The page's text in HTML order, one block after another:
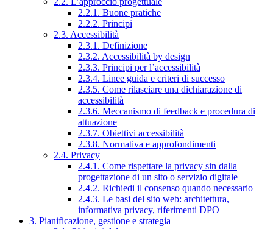
2.2.1. Buone pratiche
2.2.2. Principi
2.3. Accessibilità
2.3.1. Definizione
2.3.2. Accessibilità by design
2.3.3. Principi per l’accessibilità
2.3.4. Linee guida e criteri di successo
2.3.5. Come rilasciare una dichiarazione di
accessibilità
2.3.6. Meccanismo di feedback e procedura di
attuazione
2.3.7. Obiettivi accessibilità
2.3.8. Normativa e approfondimenti
2.4. Privacy
2.4.1. Come rispettare la privacy sin dalla
progettazione di un sito o servizio digitale
2.4.2. Richiedi il consenso quando necessario
2.4.3. Le basi del sito web: architettura,
informativa privacy, riferimenti DPO
3. Pianificazione, gestione e strategia